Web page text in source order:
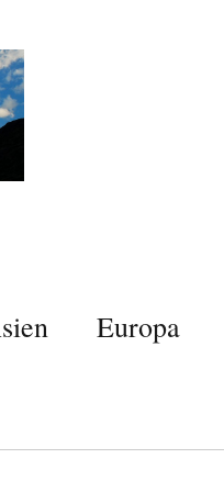
Europa